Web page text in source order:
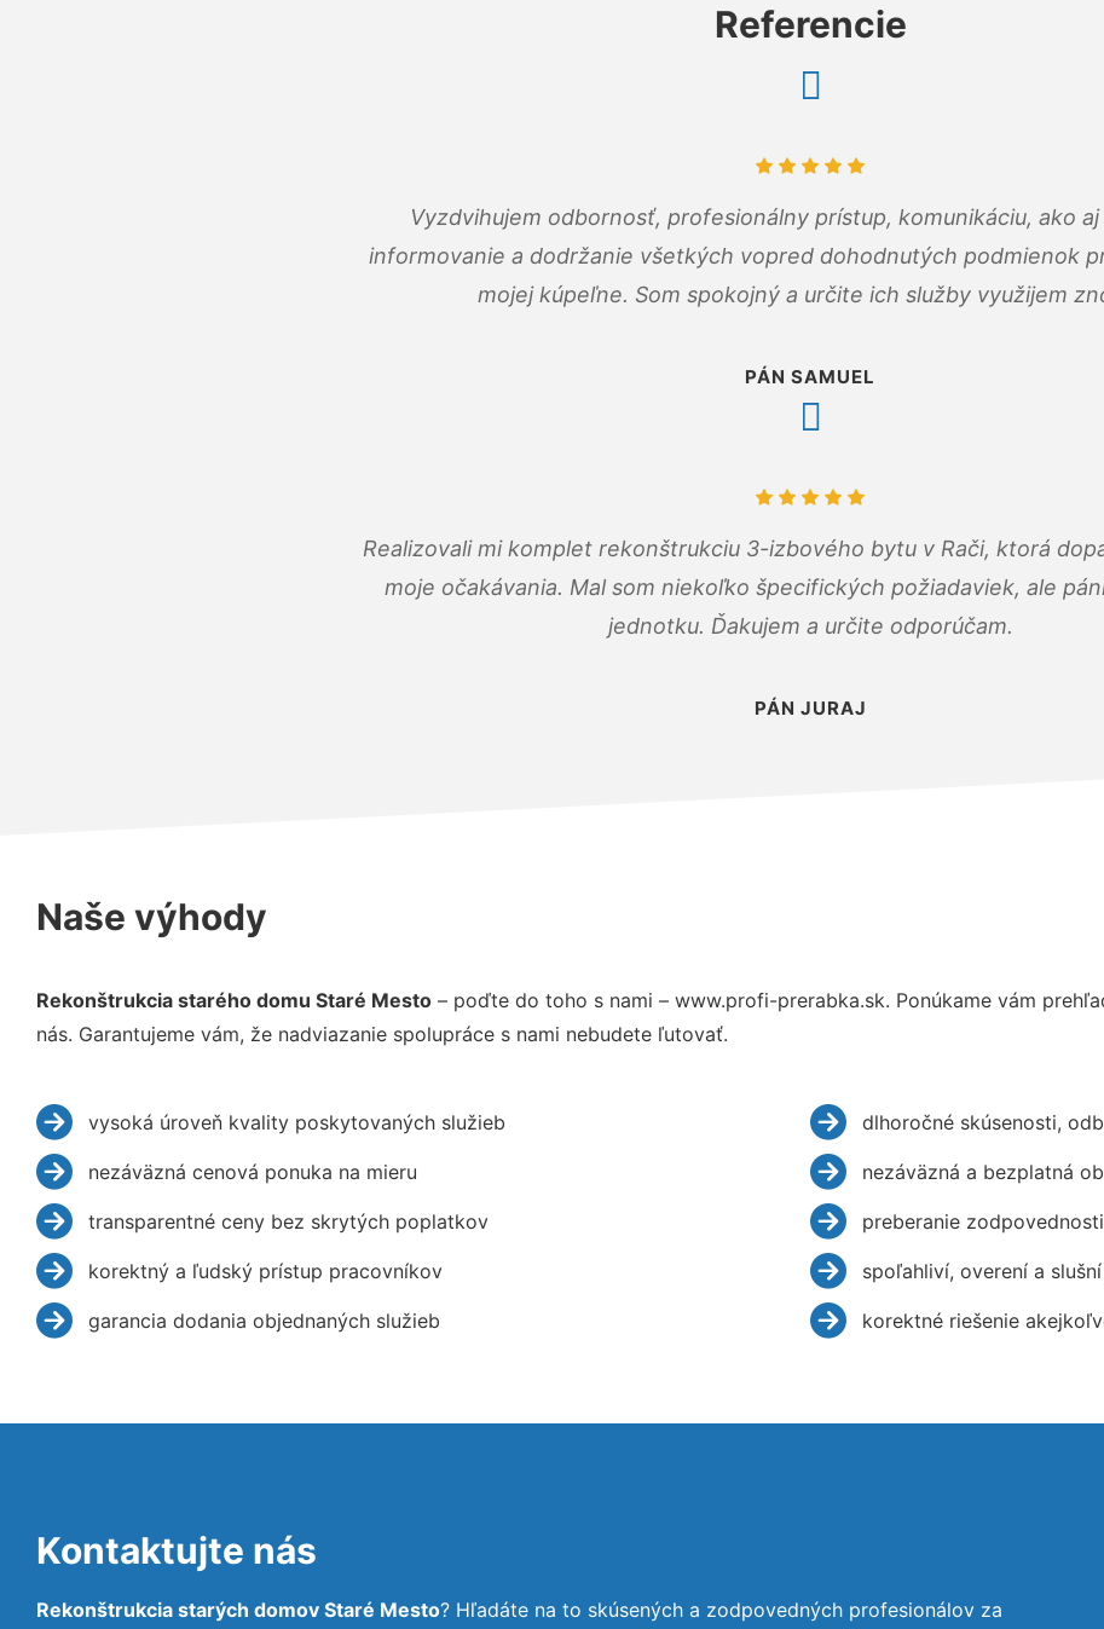
Referencie
Vyzdvihujem odbornosť, profesionálny prístup, komunikáciu, ako
informovanie a dodržanie všetkých vopred dohodnutých podmienok
mojej kúpeľne. Som spokojný a určite ich služby využijem
PÁN SAMUEL
Realizovali mi komplet rekonštrukciu 3-izbového bytu v Rači, ktorá
moje očakávania. Mal som niekoľko špecifických požiadaviek, ale
jednotku. Ďakujem a určite odporúčam.
PÁN JURAJ
Naše výhody
Rekonštrukcia starého domu Staré Mesto – poďte do toho s nami – www.profi-prerabka.sk. Ponúkame vám
nás. Garantujeme vám, že nadviazanie spolupráce s nami nebudete ľutovať.
vysoká úroveň kvality poskytovaných služieb
nezáväzná cenová ponuka na mieru
transparentné ceny bez skrytých poplatkov
korektný a ľudský prístup pracovníkov
garancia dodania objednaných služieb
dlhoročné skúsenosti,
nezáväzná a bezplatná
preberanie
spoľahliví, overení a
korektné riešenie
Kontaktujte nás
Rekonštrukcia starých domov Staré Mesto? Hľadáte na to skúsených a zodpovedných profesionálov za